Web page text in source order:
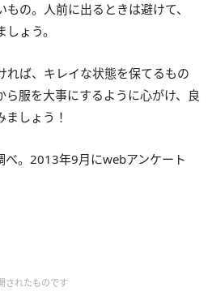
の。人前に出るときは避けて、
ょう。
れば、キレイな状態を保てるもの
ら服を大事にするように心がけ、良
しょう！
。2013年9月にwebアンケート
されたものです